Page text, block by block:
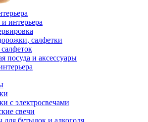
интерьера
салфетки
посуда и аксессуары
с электросвечами
свечи
для бутылок и алкоголя